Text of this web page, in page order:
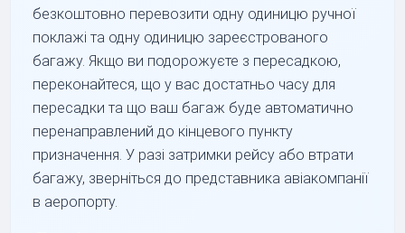
безкоштовно перевозити одну одиницю ручної
поклажі та одну одиницю зареєстрованого
багажу. Якщо ви подорожуєте з пересадкою,
переконайтеся, що у вас достатньо часу для
пересадки та що ваш багаж буде автоматично
перенаправлений до кінцевого пункту
призначення. У разі затримки рейсу або втрати
багажу, зверніться до представника авіакомпанії
в аеропорту.